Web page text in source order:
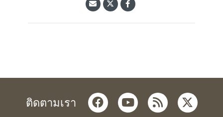
ติดตามเรา facebookyoutube
rss twitter